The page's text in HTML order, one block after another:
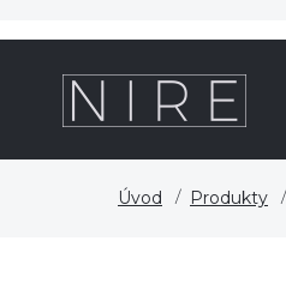
Úvod Produkty